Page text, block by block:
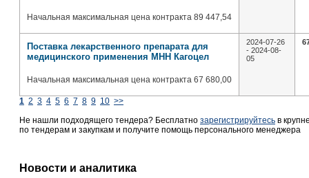
Начальная максимальная цена контракта 89 447,54
Поставка лекарственного препарата для
медицинского применения МНН Кагоцел
Начальная максимальная цена контракта 67 680,00
2024-07-26
- 2024-08-
05
1 2 3 4 5 6 7 8 9 10 >>
Не нашли подходящего тендера? Бесплатно зарегистрируйтесь в
по тендерам и закупкам и получите помощь персонального менеджера
Новости и аналитика